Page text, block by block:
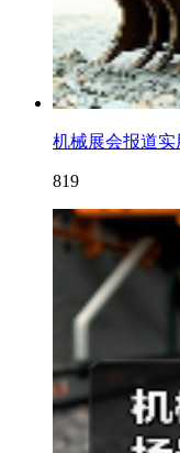
机械展会报道
819